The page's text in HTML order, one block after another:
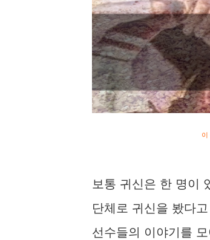
이
보통 귀신은 한 명이
단체로 귀신을 봤다
선수들의 이야기를